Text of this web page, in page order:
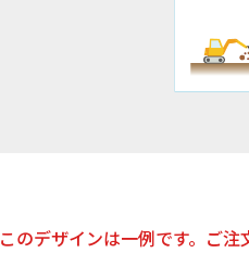
のデザインは一例です。ご注